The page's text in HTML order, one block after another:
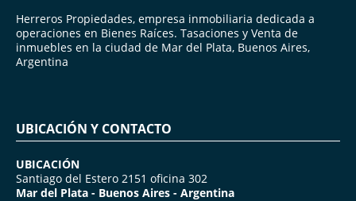
Herreros Propiedades, empresa inmobiliaria dedicada a
operaciones en Bienes Raíces. Tasaciones y Venta de
inmuebles en la ciudad de Mar del Plata, Buenos Aires,
Argentina
UBICACIÓN Y CONTACTO
UBICACIÓN
Santiago del Estero 2151 oficina 302
Mar del Plata - Buenos Aires - Argentina